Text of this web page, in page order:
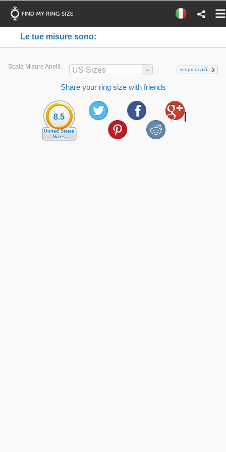
Le tue misure sono:
Scala Misure Anelli: US Sizes scopri di più
Share your ring size with friends
8.5
United States
Sizes